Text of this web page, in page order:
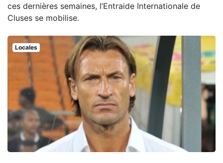
ces dernières semaines, l’Entraide Internationale de
Cluses se mobilise.
Locales